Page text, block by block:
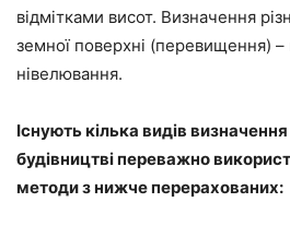
відмітками висот. Визначення
земної поверхні (перевищення) –
нівелювання.
Існують кілька видів
будівництві переважно
методи з нижче перерахованих: